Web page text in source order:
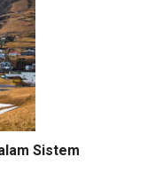
Sistem